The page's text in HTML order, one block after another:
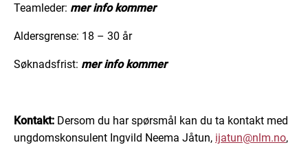
Teamleder: mer info kommer
Aldersgrense: 18 – 30 år
Søknadsfrist: mer info kommer
Kontakt: Dersom du har spørsmål kan du ta kontakt med
ungdomskonsulent Ingvild Neema Jåtun, ijatun@nlm.no,